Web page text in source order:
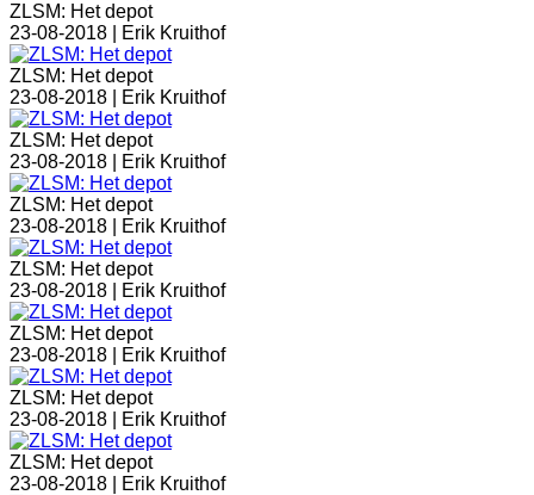
ZLSM: Het depot
23-08-2018 |
Erik Kruithof
ZLSM: Het depot
23-08-2018 |
Erik Kruithof
ZLSM: Het depot
23-08-2018 |
Erik Kruithof
ZLSM: Het depot
23-08-2018 |
Erik Kruithof
ZLSM: Het depot
23-08-2018 |
Erik Kruithof
ZLSM: Het depot
23-08-2018 |
Erik Kruithof
ZLSM: Het depot
23-08-2018 |
Erik Kruithof
ZLSM: Het depot
23-08-2018 |
Erik Kruithof